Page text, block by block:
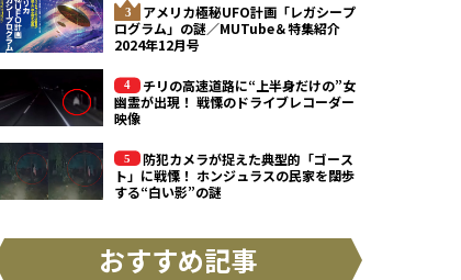
アメリカ極秘UFO計画「レガシープ
ログラム」の謎／MUTube＆特集紹介
2024年12月号
チリの高速道路に“上半身だけの”女
幽霊が出現！ 戦慄のドライブレコーダー
映像
防犯カメラが捉えた典型的「ゴース
ト」に戦慄！ ホンジュラスの民家を闊歩
する“白い影”の謎
おすすめ記事